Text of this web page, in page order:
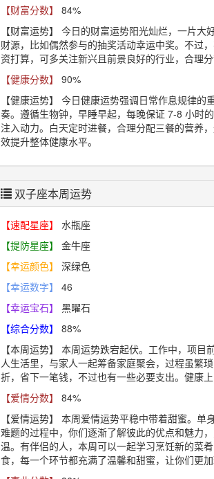
【财富分数】
84%
【财富运势】
今日的财富运势阳光灿烂，一片大
财源，比如偶然参与的抽奖活动幸运中奖。不过
资打算，可多关注新兴且前景良好的行业，合理
【健康分数】
90%
【健康运势】
今日健康运势强调日常作息规律的
奏。遵循生物钟，早睡早起，每晚保证 7-8 小时
注入动力。白天定时进餐，合理分配三餐的营养
效提升整体健康水平。
双子座本周运势
【速配星座】
水瓶座
【提防星座】
金牛座
【幸运颜色】
深绿色
【幸运数字】
46
【幸运宝石】
黑曜石
【综合分数】
88%
【本周运势】
本周运势跌宕起伏。工作中，项目
人生活里，与家人一起筹备家庭聚会，过程虽繁
折，省下一笔钱，不过也有一些必要支出。健康
【爱情分数】
84%
【爱情运势】
本周爱情运势平稳中带着甜蜜。单
难题的过程中，你们逐渐了解彼此的优点和魅力
温。有伴侣的人，本周可以一起学习烹饪新的菜
食，每一个环节都充满了温馨和甜蜜，让你们更加